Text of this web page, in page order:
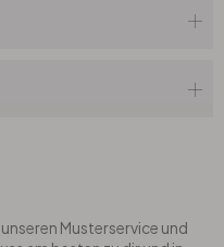
Musterservice und